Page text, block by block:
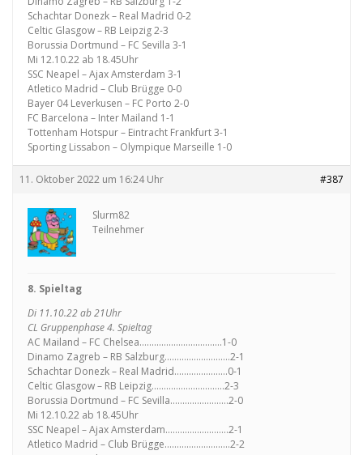
Schachtar Donezk – Real Madrid 0-2
Celtic Glasgow – RB Leipzig 2-3
Borussia Dortmund – FC Sevilla 3-1
Mi 12.10.22 ab 18.45Uhr
SSC Neapel – Ajax Amsterdam 3-1
Atletico Madrid – Club Brügge 0-0
Bayer 04 Leverkusen – FC Porto 2-0
FC Barcelona – Inter Mailand 1-1
Tottenham Hotspur – Eintracht Frankfurt 3-1
Sporting Lissabon – Olympique Marseille 1-0
11. Oktober 2022 um 16:24 Uhr #387
Slurm82
Teilnehmer
8. Spieltag
Di 11.10.22 ab 21Uhr
CL Gruppenphase 4. Spieltag
AC Mailand – FC Chelsea…………………………….1-0
Dinamo Zagreb – RB Salzburg………………………2-1
Schachtar Donezk – Real Madrid………………….0-1
Celtic Glasgow – RB Leipzig…………………………2-3
Borussia Dortmund – FC Sevilla……………………2-0
Mi 12.10.22 ab 18.45Uhr
SSC Neapel – Ajax Amsterdam……………………..2-1
Atletico Madrid – Club Brügge………………………2-2